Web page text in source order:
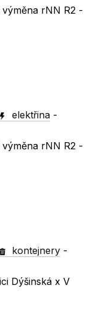
rNN R2 -
elektřina -
rNN R2 -
kontejnery -
Dýšinská x V